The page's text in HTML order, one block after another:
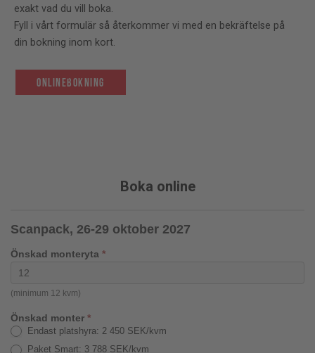
exakt vad du vill boka.
Fyll i vårt formulär så återkommer vi med en bekräftelse på
din bokning inom kort.
Onlinebokning
Boka online
Scanpack, 26-29 oktober 2027
Önskad monteryta *
(minimum 12 kvm)
Önskad monter *
Endast platshyra: 2 450 SEK/kvm
Paket Smart: 3 788 SEK/kvm